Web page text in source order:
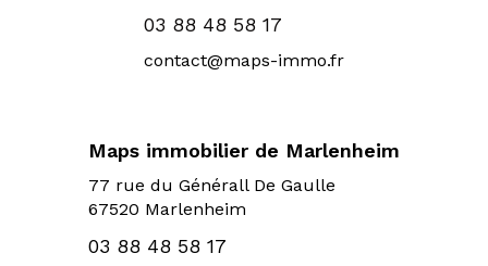
03 88 48 58 17
contact@maps-immo.fr
Maps immobilier de Marlenheim
77 rue du Générall De Gaulle
67520 Marlenheim
03 88 48 58 17